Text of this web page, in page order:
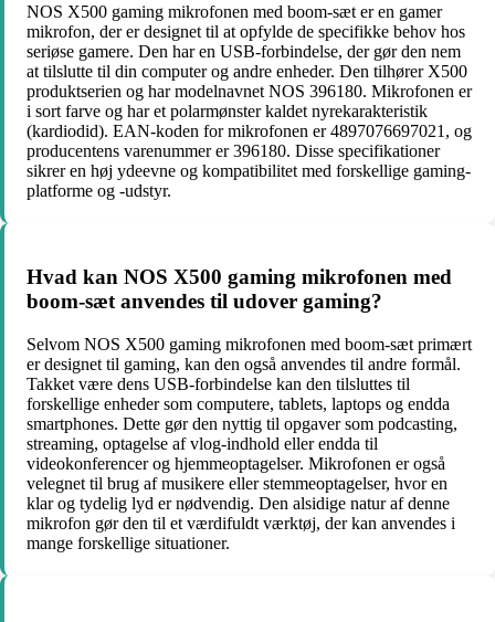
NOS X500 gaming mikrofonen med boom-sæt er en gamer
mikrofon, der er designet til at opfylde de specifikke behov hos
seriøse gamere. Den har en USB-forbindelse, der gør den nem
at tilslutte til din computer og andre enheder. Den tilhører X500
produktserien og har modelnavnet NOS 396180. Mikrofonen er
i sort farve og har et polarmønster kaldet nyrekarakteristik
(kardiodid). EAN-koden for mikrofonen er 4897076697021, og
producentens varenummer er 396180. Disse specifikationer
sikrer en høj ydeevne og kompatibilitet med forskellige gaming-
platforme og -udstyr.
Hvad kan NOS X500 gaming mikrofonen med
boom-sæt anvendes til udover gaming?
Selvom NOS X500 gaming mikrofonen med boom-sæt primært
er designet til gaming, kan den også anvendes til andre formål.
Takket være dens USB-forbindelse kan den tilsluttes til
forskellige enheder som computere, tablets, laptops og endda
smartphones. Dette gør den nyttig til opgaver som podcasting,
streaming, optagelse af vlog-indhold eller endda til
videokonferencer og hjemmeoptagelser. Mikrofonen er også
velegnet til brug af musikere eller stemmeoptagelser, hvor en
klar og tydelig lyd er nødvendig. Den alsidige natur af denne
mikrofon gør den til et værdifuldt værktøj, der kan anvendes i
mange forskellige situationer.